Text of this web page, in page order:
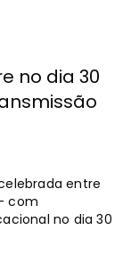
no dia 30
entre
com
no dia 30